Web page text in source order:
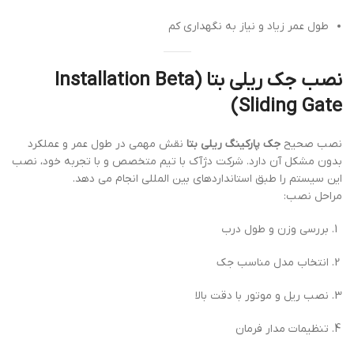
طول عمر زیاد و نیاز به نگهداری کم
نصب جک ریلی بتا (Installation Beta
Sliding Gate)
نصب صحیح جک پارکینگ ریلی بتا نقش مهمی در طول عمر و عملکرد
بدون مشکل آن دارد. شرکت دژآک با تیم متخصص و با تجربه خود، نصب
این سیستم را طبق استانداردهای بین المللی انجام می دهد.
مراحل نصب:
بررسی وزن و طول درب
انتخاب مدل مناسب جک
نصب ریل و موتور با دقت بالا
تنظیمات مدار فرمان